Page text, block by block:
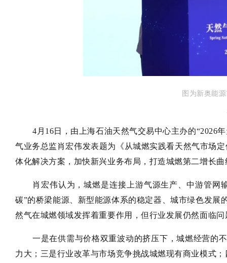
图为新奥能
4月16日，由上海石油天然气交易中心主办的“2026
气业务总监肖宏伟发表题为《从城燃实践看天然气市场
体化解决方案，加快新兴业务布局，打造城燃第二增长曲
肖宏伟认为，城燃是连接上游气源生产、中游管网
碳”的桥梁能源、新型能源体系的稳定器、城市绿色发
然气在城燃领域发挥着重要作用，但行业发展仍然面临
一是在供需与价格双重波动的挤压下，城燃经营的
力大；三是行业改革与市场竞争挑战城燃现有商业模式